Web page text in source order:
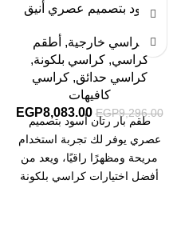
أسود بتصميم عصري أنيق
كراسي خارجية, أطقم
كراسي,كراسي بلكونة,
كراسي حدائق,كراسي
كافيهات
EGP9,296.00
EGP8,083.00
طقم بار رتان أسود بتصميم
عصري يوفر لك تجربة استخدام
مريحة ومظهرًا راقيًا، ويعد من
أفضل اختيارات كراسي بلكونة